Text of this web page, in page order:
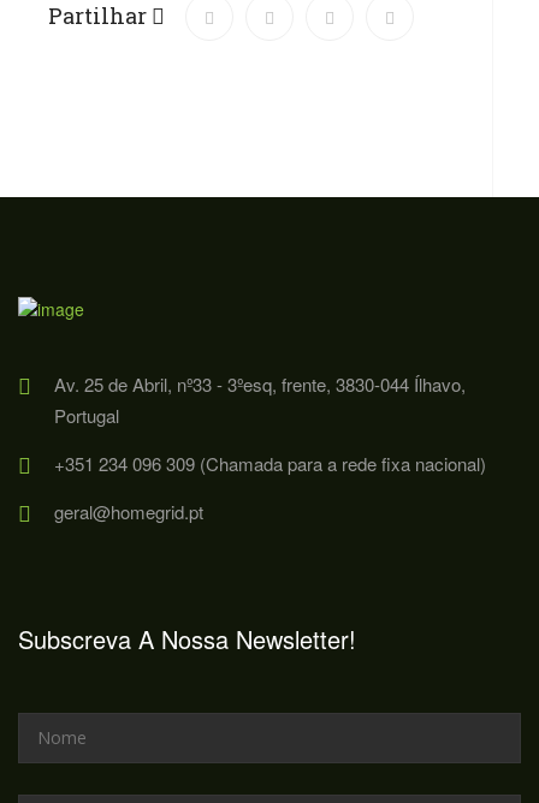
Partilhar
Av. 25 de Abril, nº33 - 3ºesq, frente, 3830-044 Ílhavo,
Portugal
+351 234 096 309 (Chamada para a rede fixa nacional)
geral@homegrid.pt
Subscreva A Nossa Newsletter!